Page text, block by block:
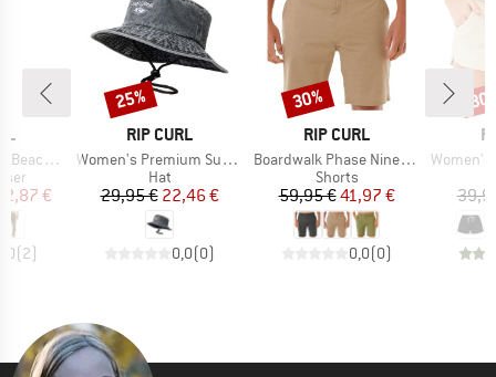
Pant
pris
€
(2)
MÆRKE
RIP CURL
Artikel
Women's Premium Surf UPF Sun Hat
Produktgruppe
Hat
Pris
29,95 €Nedsat pris
22,46 €
0,0(0)
Rabat
25%
MÆRKE
RIP CURL
Artikel
Boardwalk Phase Nineteen
Produktgruppe
Shorts
Pris
59,95 €Nedsat pris
41,97 €
0,0(0)
Rabat
30%
Artikel
Women's